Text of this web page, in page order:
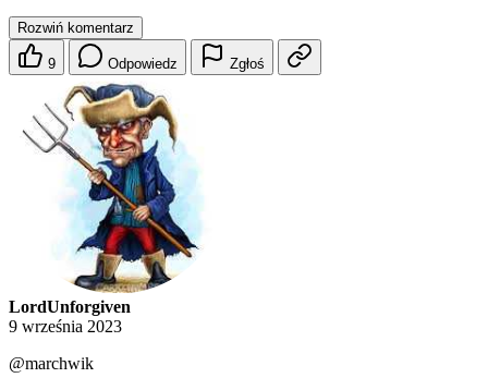
Rozwiń komentarz
9 Odpowiedz Zgłoś
LordUnforgiven
9 września 2023
@marchwik